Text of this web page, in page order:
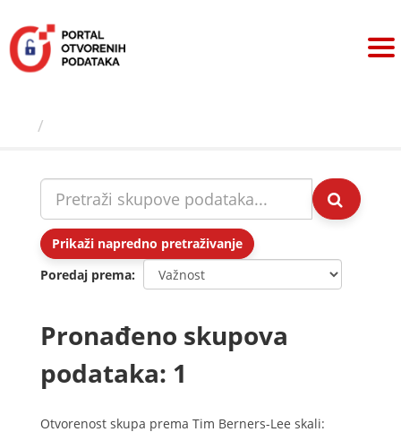
sadržaj
Prikaži napredno pretraživanje
Poredaj prema
Pronađeno skupova
podataka: 1
Otvorenost skupa prema Tim Berners-Lee skali: